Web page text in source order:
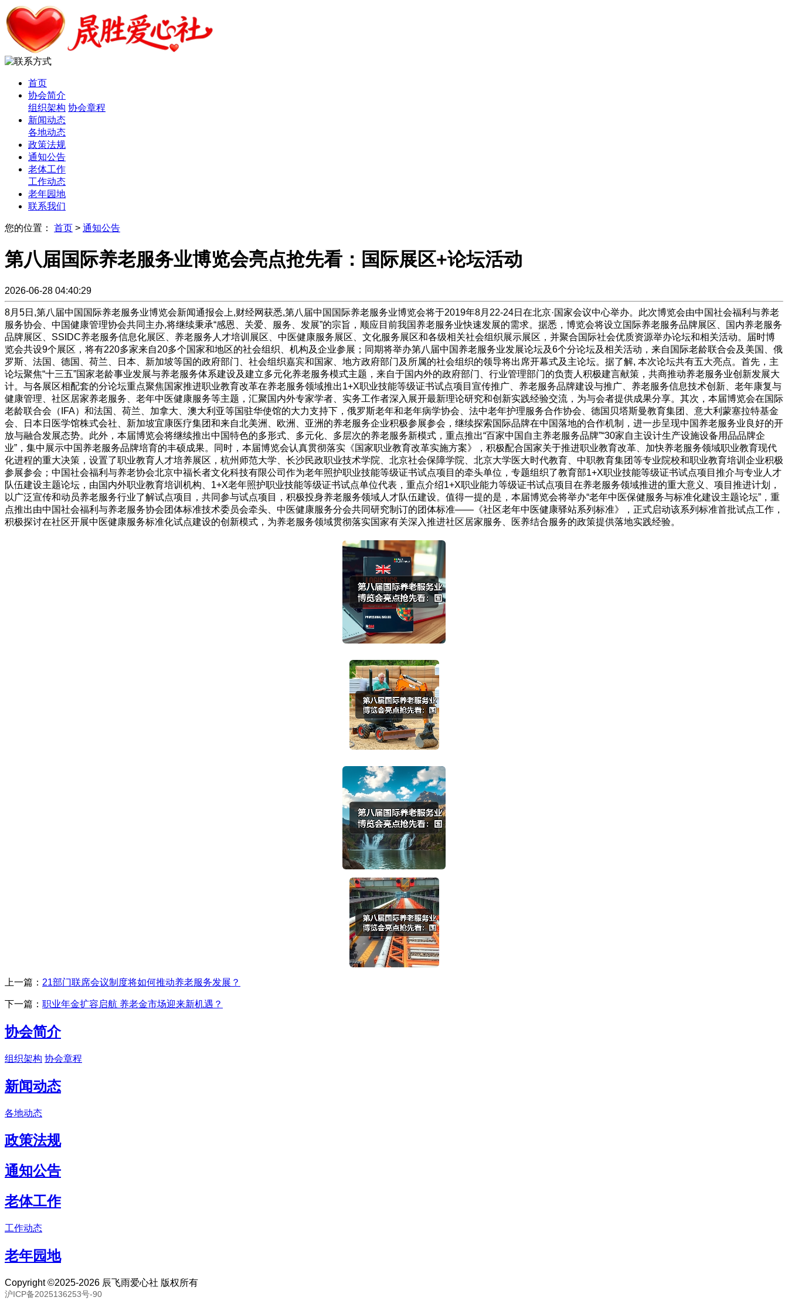
首页
协会简介
组织架构 协会章程
新闻动态
各地动态
政策法规
通知公告
老体工作
工作动态
老年园地
联系我们
您的位置： 首页 > 通知公告
第八届国际养老服务业博览会亮点抢先看：国际展区+论坛活动
2026-06-28 04:40:29
8月5日,第八届中国国际养老服务业博览会新闻通报会上,财经网获悉,第八届中国国际养老服务业博览会将于2019年8月22-24日在北京·国家会议中心举办。此次博览会由中国社会福利与养老
服务协会、中国健康管理协会共同主办,将继续秉承“感恩、关爱、服务、发展”的宗旨，顺应目前我国养老服务业快速发展的需求。据悉，博览会将设立国际养老服务品牌展区、国内养老服务
品牌展区、SSIDC养老服务信息化展区、养老服务人才培训展区、中医健康服务展区、文化服务展区和各级相关社会组织展示展区，并聚合国际社会优质资源举办论坛和相关活动。届时博
览会共设9个展区，将有220多家来自20多个国家和地区的社会组织、机构及企业参展；同期将举办第八届中国养老服务业发展论坛及6个分论坛及相关活动，来自国际老龄联合会及美国、俄
罗斯、法国、德国、荷兰、日本、新加坡等国的政府部门、社会组织嘉宾和国家、地方政府部门及所属的社会组织的领导将出席开幕式及主论坛。据了解, 本次论坛共有五大亮点。首先，主
论坛聚焦“十三五”国家老龄事业发展与养老服务体系建设及建立多元化养老服务模式主题，来自于国内外的政府部门、行业管理部门的负责人积极建言献策，共商推动养老服务业创新发展大
计。与各展区相配套的分论坛重点聚焦国家推进职业教育改革在养老服务领域推出1+X职业技能等级证书试点项目宣传推广、养老服务品牌建设与推广、养老服务信息技术创新、老年康复与
健康管理、社区居家养老服务、老年中医健康服务等主题，汇聚国内外专家学者、实务工作者深入展开最新理论研究和创新实践经验交流，为与会者提供成果分享。其次，本届博览会在国际
老龄联合会（IFA）和法国、荷兰、加拿大、澳大利亚等国驻华使馆的大力支持下，俄罗斯老年和老年病学协会、法中老年护理服务合作协会、德国贝塔斯曼教育集团、意大利蒙塞拉特基金
会、日本日医学馆株式会社、新加坡宜康医疗集团和来自北美洲、欧洲、亚洲的养老服务企业积极参展参会，继续探索国际品牌在中国落地的合作机制，进一步呈现中国养老服务业良好的开
放与融合发展态势。此外，本届博览会将继续推出中国特色的多形式、多元化、多层次的养老服务新模式，重点推出“百家中国自主养老服务品牌”“30家自主设计生产设施设备用品品牌企
业”，集中展示中国养老服务品牌培育的丰硕成果。同时，本届博览会认真贯彻落实《国家职业教育改革实施方案》，积极配合国家关于推进职业教育改革、加快养老服务领域职业教育现代
化进程的重大决策，设置了职业教育人才培养展区，杭州师范大学、长沙民政职业技术学院、北京社会保障学院、北京大学医大时代教育、中职教育集团等专业院校和职业教育培训企业积极
参展参会；中国社会福利与养老协会北京中福长者文化科技有限公司作为老年照护职业技能等级证书试点项目的牵头单位，专题组织了教育部1+X职业技能等级证书试点项目推介与专业人才
队伍建设主题论坛，由国内外职业教育培训机构、1+X老年照护职业技能等级证书试点单位代表，重点介绍1+X职业能力等级证书试点项目在养老服务领域推进的重大意义、项目推进计划，
以广泛宣传和动员养老服务行业了解试点项目，共同参与试点项目，积极投身养老服务领域人才队伍建设。值得一提的是，本届博览会将举办“老年中医保健服务与标准化建设主题论坛”，重
点推出由中国社会福利与养老服务协会团体标准技术委员会牵头、中医健康服务分会共同研究制订的团体标准——《社区老年中医健康驿站系列标准》，正式启动该系列标准首批试点工作，
积极探讨在社区开展中医健康服务标准化试点建设的创新模式，为养老服务领域贯彻落实国家有关深入推进社区居家服务、医养结合服务的政策提供落地实践经验。
上一篇： 21部门联席会议制度将如何推动养老服务发展？
下一篇： 职业年金扩容启航 养老金市场迎来新机遇？
协会简介
组织架构 协会章程
新闻动态
各地动态
政策法规
通知公告
老体工作
工作动态
老年园地
Copyright ©2025-2026 辰飞雨爱心社 版权所有
沪ICP备2025136253号-90